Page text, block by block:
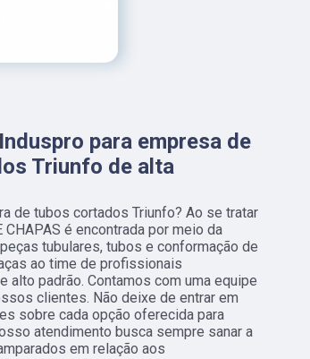
para empresa de
Triunfo de alta
de tubos cortados Triunfo? Ao se tratar
CHAPAS é encontrada por meio da
tubulares, tubos e conformação de
ao time de profissionais
padrão. Contamos com uma equipe
clientes. Não deixe de entrar em
sobre cada opção oferecida para
atendimento busca sempre sanar a
em relação aos